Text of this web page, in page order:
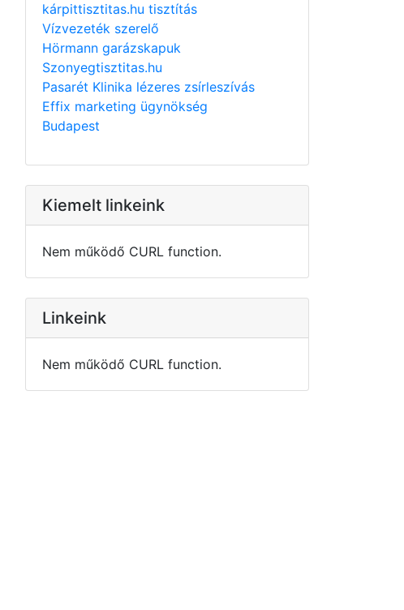
kárpittisztitas.hu tisztítás
Vízvezeték szerelő
Hörmann garázskapuk
Szonyegtisztitas.hu
Pasarét Klinika lézeres zsírleszívás
Effix marketing ügynökség
Budapest
Kiemelt linkeink
Nem működő CURL function.
Linkeink
Nem működő CURL function.